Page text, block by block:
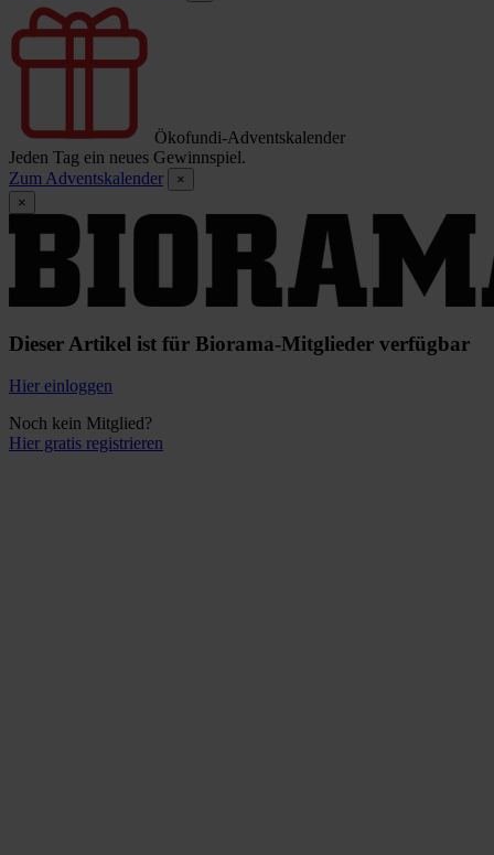
Ökofundi-Adventskalender
Jeden Tag ein neues Gewinnspiel.
Zum Adventskalender
×
×
Dieser Artikel ist für Biorama-Mitglieder verfügbar
Hier einloggen
Noch kein Mitglied?
Hier gratis registrieren